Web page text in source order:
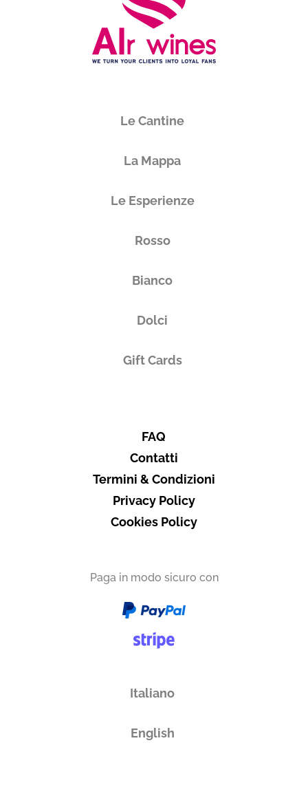
Le Cantine
La Mappa
Le Esperienze
Rosso
Bianco
Dolci
Gift Cards
FAQ
Contatti
Termini & Condizioni
Privacy Policy
Cookies Policy
Paga in modo sicuro con
Italiano
English